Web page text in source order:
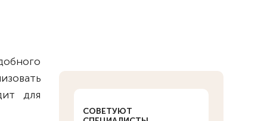
СОВЕТУЮТ
для